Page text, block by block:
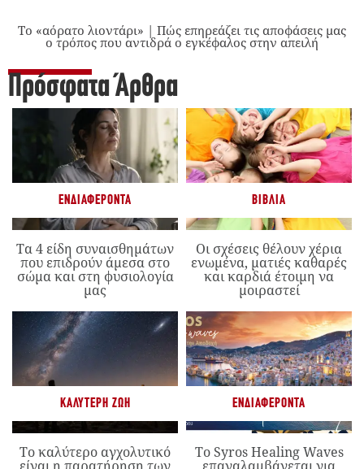
Το «αόρατο λιοντάρι» | Πώς επηρεάζει τις αποφάσεις μας
ο τρόπος που αντιδρά ο εγκέφαλος στην απειλή
Πρόσφατα Άρθρα
ΕΝΔΙΑΦΈΡΟΝΤΑ
Τα 4 είδη συναισθημάτων
που επιδρούν άμεσα στο
σώμα και στη φυσιολογία
μας
ΒΙΒΛΊΑ
Οι σχέσεις θέλουν χέρια
ενωμένα, ματιές καθαρές
και καρδιά έτοιμη να
μοιραστεί
ΚΑΛΎΤΕΡΗ ΖΩΉ
Το καλύτερο αγχολυτικό
ΕΝΔΙΑΦΈΡΟΝΤΑ
Το Syros Healing Waves